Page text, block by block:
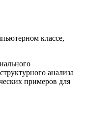
классе,
анализа
примеров для